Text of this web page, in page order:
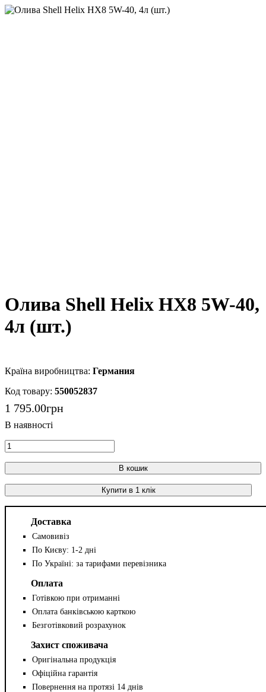
Олива Shell Helix HX8 5W-40,
4л (шт.)
Германия
550052837
1 795.00грн
В кошик
Купити в 1 клік
Доставка
Самовивіз
По Києву: 1-2 дні
По Україні: за тарифами перевізника
Оплата
Готівкою при отриманні
Оплата банківською карткою
Безготівковий розрахунок
Захист споживача
Оригінальна продукція
Офіційна гарантія
Повернення на протязі 14 днів